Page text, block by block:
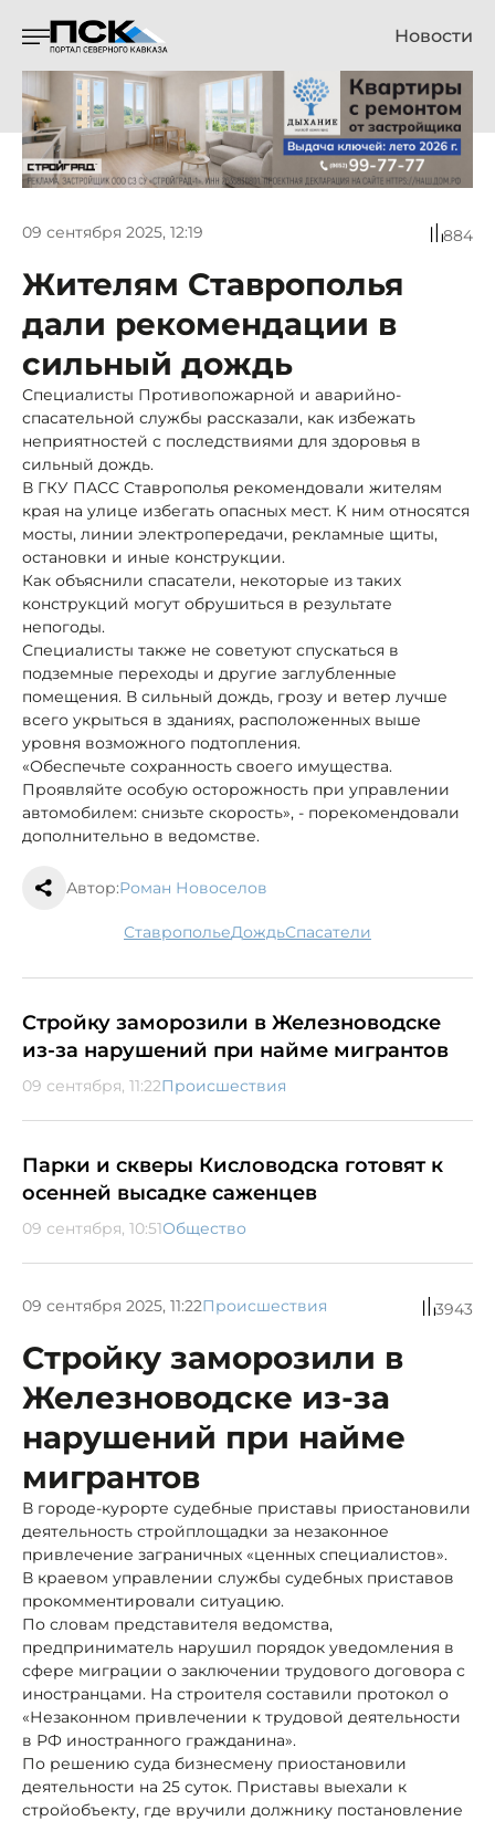
Новости
09 сентября 2025, 12:19 884
Жителям Ставрополья
дали рекомендации в
сильный дождь
Специалисты Противопожарной и аварийно-
спасательной службы рассказали, как избежать
неприятностей с последствиями для здоровья в
сильный дождь.
В ГКУ ПАСС Ставрополья рекомендовали жителям
края на улице избегать опасных мест. К ним относятся
мосты, линии электропередачи, рекламные щиты,
остановки и иные конструкции.
Как объяснили спасатели, некоторые из таких
конструкций могут обрушиться в результате
непогоды.
Специалисты также не советуют спускаться в
подземные переходы и другие заглубленные
помещения. В сильный дождь, грозу и ветер лучше
всего укрыться в зданиях, расположенных выше
уровня возможного подтопления.
«Обеспечьте сохранность своего имущества.
Проявляйте особую осторожность при управлении
автомобилем: снизьте скорость», - порекомендовали
дополнительно в ведомстве.
Автор:Роман Новоселов
Ставрополье дождь спасатели
Стройку заморозили в Железноводске
из-за нарушений при найме мигрантов
09 сентября, 11:22Происшествия
Парки и скверы Кисловодска готовят к
осенней высадке саженцев
09 сентября, 10:51Общество
09 сентября 2025, 11:22Происшествия 3943
Стройку заморозили в
Железноводске из-за
нарушений при найме
мигрантов
В городе-курорте судебные приставы приостановили
деятельность стройплощадки за незаконное
привлечение заграничных «ценных специалистов».
В краевом управлении службы судебных приставов
прокомментировали ситуацию.
По словам представителя ведомства,
предприниматель нарушил порядок уведомления в
сфере миграции о заключении трудового договора с
иностранцами. На строителя составили протокол о
«Незаконном привлечении к трудовой деятельности
в РФ иностранного гражданина».
По решению суда бизнесмену приостановили
деятельности на 25 суток. Приставы выехали к
стройобъекту, где вручили должнику постановление